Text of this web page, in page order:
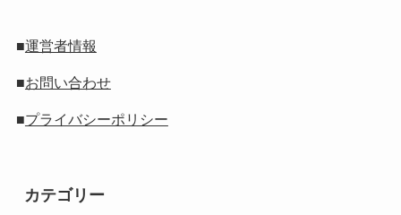
■運営者情報
■お問い合わせ
■プライバシーポリシー
カテゴリー